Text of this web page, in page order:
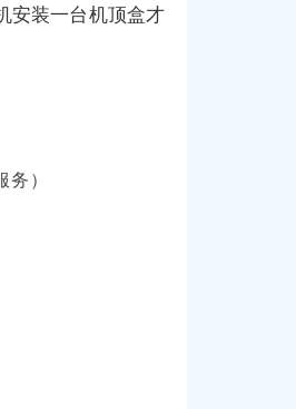
安装一台机顶盒才
）